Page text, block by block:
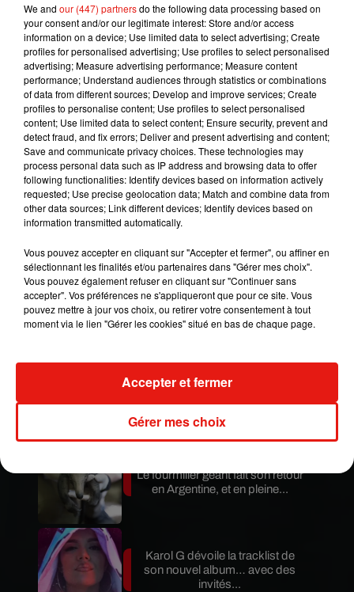
Publié : 13 février 2019 à 16h00 par Aurélie Amcn
le moment, mais je suis 100 % partant, donc cela
devrait se faire à un moment donné dans le futur ».
Guatemala : l'éruption du volcan
de Fuego est terminée
Le fourmilier géant fait son retour
en Argentine, et en pleine...
Karol G dévoile la tracklist de
son nouvel album… avec des
invités...
We and our (447) partnersdo the following data processing based on
your consent and/or our legitimate interest: Store and/or access
information on a device; Use limited data to select advertising; Create
profiles for personalised advertising; Use profiles to select personalised
advertising; Measure advertising performance; Measure content
performance; Understand audiences through statistics or combinations
of data from different sources; Develop and improve services; Create
profiles to personalise content; Use profiles to select personalised
content; Use limited data to select content; Ensure security, prevent and
detect fraud, and fix errors; Deliver and present advertising and content;
Save and communicate privacy choices. These technologies may
process personal data such as IP address and browsing data to offer
following functionalities: Identify devices based on information actively
requested; Use precise geolocation data; Match and combine data from
other data sources; Link different devices; Identify devices based on
information transmitted automatically.
Vous pouvez accepter en cliquant sur "Accepter et fermer", ou affiner en
sélectionnant les finalités et/ou partenaires dans "Gérer mes choix".
Vous pouvez également refuser en cliquant sur "Continuer sans
accepter". Vos préférences ne s'appliqueront que pour ce site. Vous
pouvez mettre à jour vos choix, ou retirer votre consentement à tout
moment via le lien "Gérer les cookies" situé en bas de chaque page.
Gérer mes choix
Accepter et fermer